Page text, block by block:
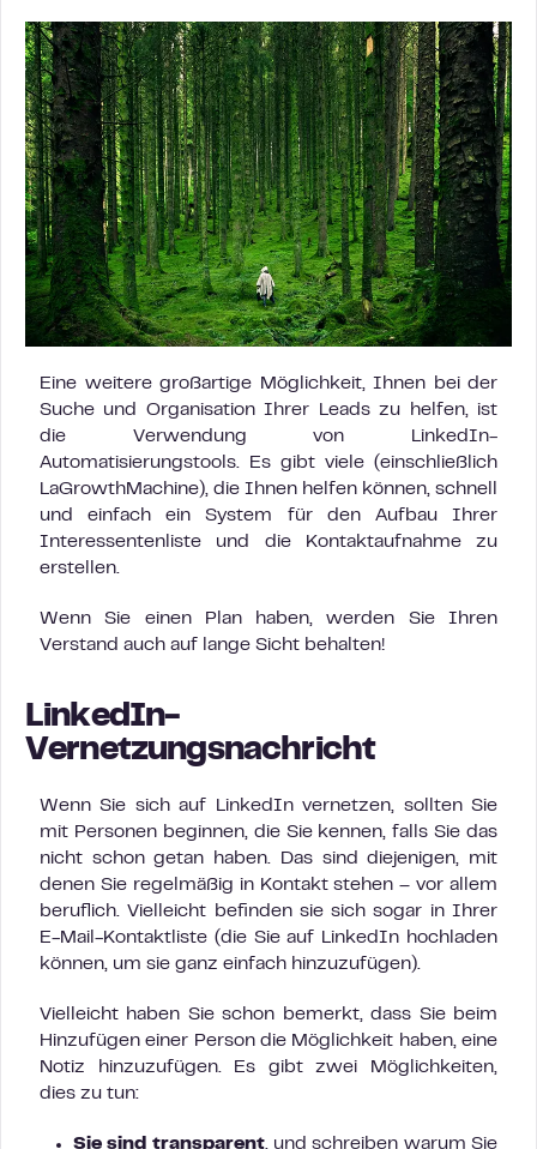
Eine weitere großartige Möglichkeit, Ihnen bei der
Suche und Organisation Ihrer Leads zu helfen, ist
die Verwendung von LinkedIn-
Automatisierungstools. Es gibt viele (einschließlich
LaGrowthMachine), die Ihnen helfen können, schnell
und einfach ein System für den Aufbau Ihrer
Interessentenliste und die Kontaktaufnahme zu
erstellen.
Wenn Sie einen Plan haben, werden Sie Ihren
Verstand auch auf lange Sicht behalten!
LinkedIn-
Vernetzungsnachricht
Wenn Sie sich auf LinkedIn vernetzen, sollten Sie
mit Personen beginnen, die Sie kennen, falls Sie das
nicht schon getan haben. Das sind diejenigen, mit
denen Sie regelmäßig in Kontakt stehen – vor allem
beruflich. Vielleicht befinden sie sich sogar in Ihrer
E-Mail-Kontaktliste (die Sie auf LinkedIn hochladen
können, um sie ganz einfach hinzuzufügen).
Vielleicht haben Sie schon bemerkt, dass Sie beim
Hinzufügen einer Person die Möglichkeit haben, eine
Notiz hinzuzufügen. Es gibt zwei Möglichkeiten,
dies zu tun:
Sie sind transparent, und schreiben warum Sie